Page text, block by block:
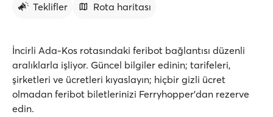
Teklifler
Rota haritası
İncirli Ada-Kos rotasındaki feribot bağlantısı düzenli
aralıklarla işliyor. Güncel bilgiler edinin; tarifeleri,
şirketleri ve ücretleri kıyaslayın; hiçbir gizli ücret
olmadan feribot biletlerinizi Ferryhopper'dan rezerve
edin.